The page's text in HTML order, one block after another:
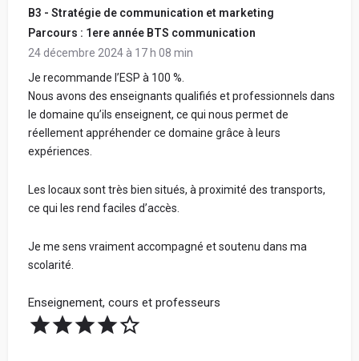
B3 - Stratégie de communication et marketing
Parcours : 1ere année BTS communication
24 décembre 2024 à 17 h 08 min
Je recommande l’ESP à 100 %.
Nous avons des enseignants qualifiés et professionnels dans
le domaine qu’ils enseignent, ce qui nous permet de
réellement appréhender ce domaine grâce à leurs
expériences.
Les locaux sont très bien situés, à proximité des transports,
ce qui les rend faciles d’accès.
Je me sens vraiment accompagné et soutenu dans ma
scolarité.
Enseignement, cours et professeurs